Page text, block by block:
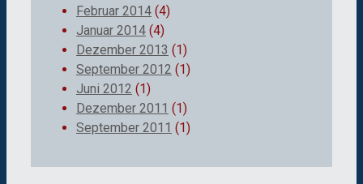
Februar 2014 (4)
Januar 2014 (4)
Dezember 2013 (1)
September 2012 (1)
Juni 2012 (1)
Dezember 2011 (1)
September 2011 (1)